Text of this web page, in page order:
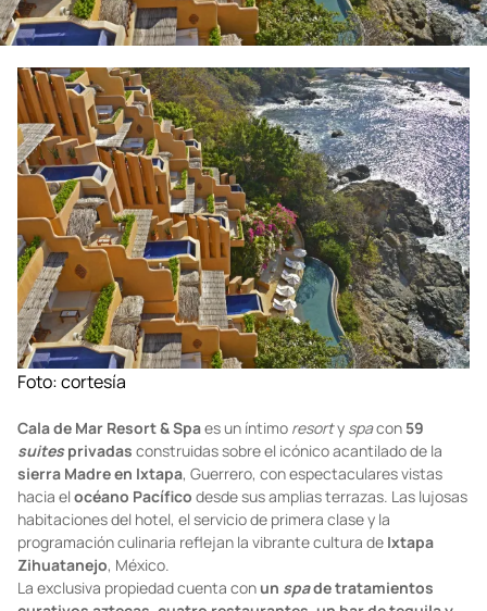
Foto: cortesía
Cala de Mar Resort & Spaes un íntimoresortyspacon59
suites privadas construidas sobre el icónico acantilado de la
sierra Madre en Ixtapa, Guerrero, con espectaculares vistas
hacia elocéano Pacíficodesde sus amplias terrazas. Las lujosas
habitaciones del hotel, el servicio de primera clase y la
programación culinaria reflejan la vibrante cultura de
Zihuatanejo, México.